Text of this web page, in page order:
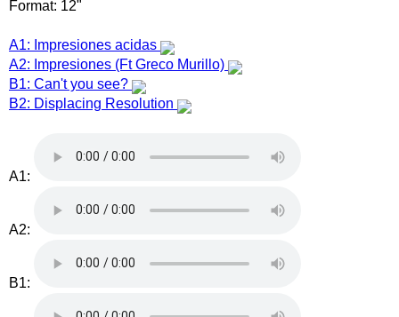
Format: 12"
A1: Impresiones acidas
A2: Impresiones (Ft Greco Murillo)
B1: Can't you see?
B2: Displacing Resolution
A1:
A2:
B1: